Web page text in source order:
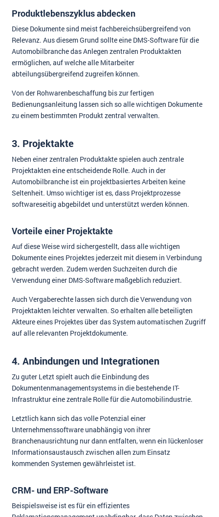
Produktlebenszyklus abdecken
Diese Dokumente sind meist fachbereichsübergreifend von
Relevanz. Aus diesem Grund sollte eine DMS-Software für die
Automobilbranche das Anlegen zentralen Produktakten
ermöglichen, auf welche alle Mitarbeiter
abteilungsübergreifend zugreifen können.
Von der Rohwarenbeschaffung bis zur fertigen
Bedienungsanleitung lassen sich so alle wichtigen Dokumente
zu einem bestimmten Produkt zentral verwalten.
3. Projektakte
Neben einer zentralen Produktakte spielen auch zentrale
Projektakten eine entscheidende Rolle. Auch in der
Automobilbranche ist ein projektbasiertes Arbeiten keine
Seltenheit. Umso wichtiger ist es, dass Projektprozesse
softwareseitig abgebildet und unterstützt werden können.
Vorteile einer Projektakte
Auf diese Weise wird sichergestellt, dass alle wichtigen
Dokumente eines Projektes jederzeit mit diesem in Verbindung
gebracht werden. Zudem werden Suchzeiten durch die
Verwendung einer DMS-Software maßgeblich reduziert.
Auch Vergaberechte lassen sich durch die Verwendung von
Projektakten leichter verwalten. So erhalten alle beteiligten
Akteure eines Projektes über das System automatischen Zugriff
auf alle relevanten Projektdokumente.
4. Anbindungen und Integrationen
Zu guter Letzt spielt auch die Einbindung des
Dokumentenmanagementsystems in die bestehende IT-
Infrastruktur eine zentrale Rolle für die Automobilindustrie.
Letztlich kann sich das volle Potenzial einer
Unternehmenssoftware unabhängig von ihrer
Branchenausrichtung nur dann entfalten, wenn ein lückenloser
Informationsaustausch zwischen allen zum Einsatz
kommenden Systemen gewährleistet ist.
CRM- und ERP-Software
Beispielsweise ist es für ein effizientes